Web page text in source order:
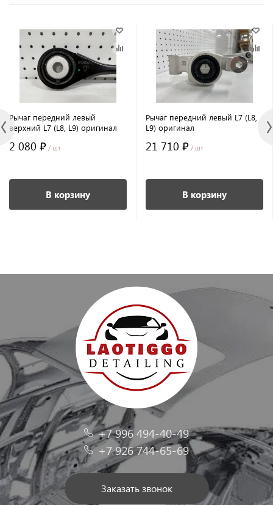
Рычаг передний левый
верхний L7 (L8, L9) оригинал
2 080 ₽ / шт
В корзину
Рычаг передний левый L7 (L8,
L9) оригинал
21 710 ₽ / шт
В корзину
+7 996 494-40-49
+7 926 744-65-69
Заказать звонок